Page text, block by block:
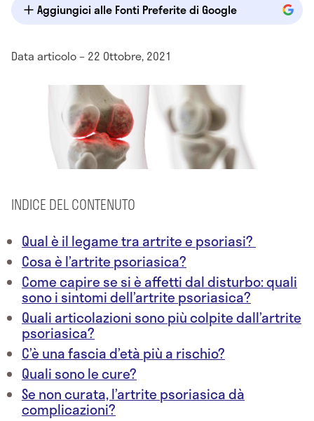
Aggiungici alle Fonti Preferite di Google
Data articolo – 22 Ottobre, 2021
INDICE DEL CONTENUTO
Qual è il legame tra artrite e psoriasi?
Cosa è l’artrite psoriasica?
Come capire se si è affetti dal disturbo: quali
sono i sintomi dell’artrite psoriasica?
Quali articolazioni sono più colpite dall’artrite
psoriasica?
C’è una fascia d’età più a rischio?
Quali sono le cure?
Se non curata, l’artrite psoriasica dà
complicazioni?